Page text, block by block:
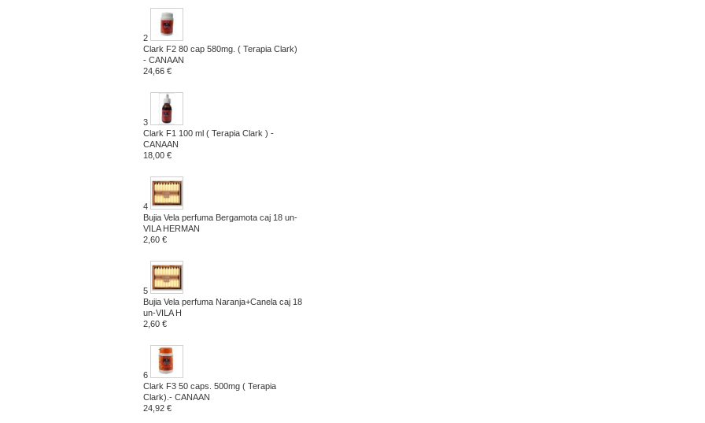
2
Clark F2 80 cap 580mg. ( Terapia Clark)
- CANAAN
24,66 €
3
Clark F1 100 ml ( Terapia Clark ) -
CANAAN
18,00 €
4
Bujia Vela perfuma Bergamota caj 18 un-
VILA HERMAN
2,60 €
5
Bujia Vela perfuma Naranja+Canela caj 18
un-VILA H
2,60 €
6
Clark F3 50 caps. 500mg ( Terapia
Clark).- CANAAN
24,92 €